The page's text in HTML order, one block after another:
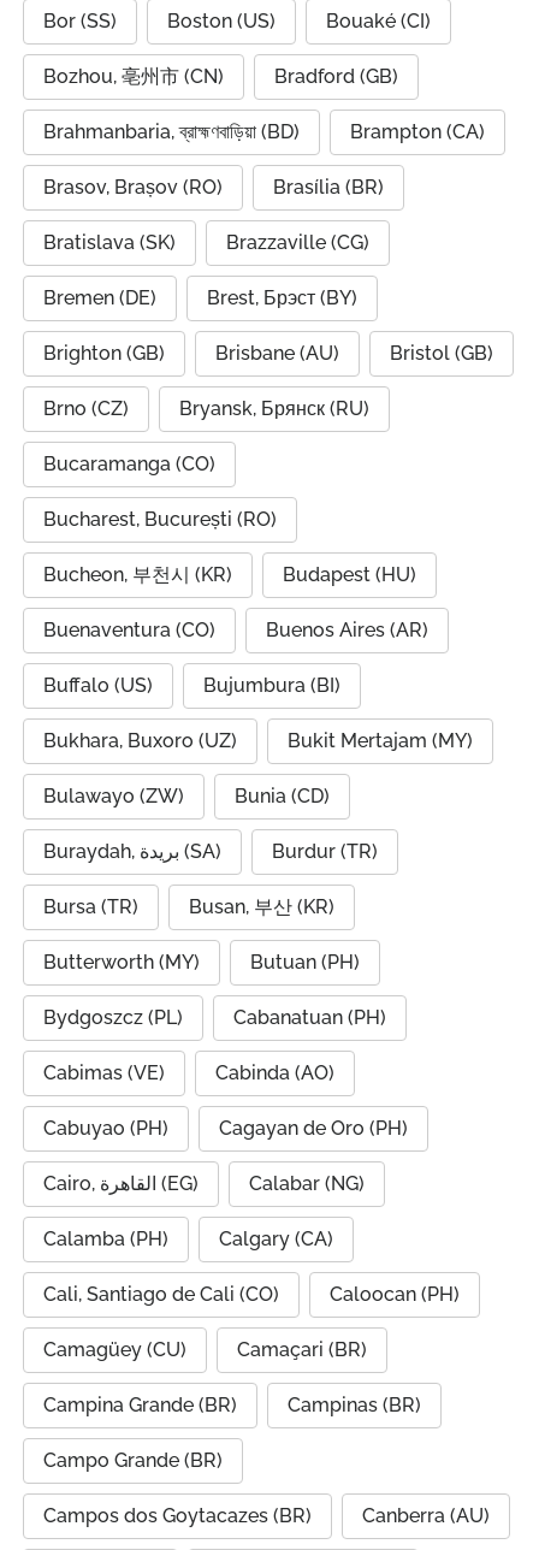
Bor (SS) Boston (US) Bouaké (CI)
Bozhou, 亳州市 (CN) Bradford (GB)
Brahmanbaria, ব্রাহ্মণবাড়িয়া (BD) Brampton (CA)
Brasov, Brașov (RO) Brasília (BR)
Bratislava (SK) Brazzaville (CG)
Bremen (DE) Brest, Брэст (BY)
Brighton (GB) Brisbane (AU) Bristol (GB)
Brno (CZ) Bryansk, Брянск (RU)
Bucaramanga (CO)
Bucharest, București (RO)
Bucheon, 부천시 (KR) Budapest (HU)
Buenaventura (CO) Buenos Aires (AR)
Buffalo (US) Bujumbura (BI)
Bukhara, Buxoro (UZ) Bukit Mertajam (MY)
Bulawayo (ZW) Bunia (CD)
Buraydah, بريدة (SA) Burdur (TR)
Bursa (TR) Busan, 부산 (KR)
Butterworth (MY) Butuan (PH)
Bydgoszcz (PL) Cabanatuan (PH)
Cabimas (VE) Cabinda (AO)
Cabuyao (PH) Cagayan de Oro (PH)
Cairo, القاهرة (EG) Calabar (NG)
Calamba (PH) Calgary (CA)
Cali, Santiago de Cali (CO) Caloocan (PH)
Camagüey (CU) Camaçari (BR)
Campina Grande (BR) Campinas (BR)
Campo Grande (BR)
Campos dos Goytacazes (BR) Canberra (AU)